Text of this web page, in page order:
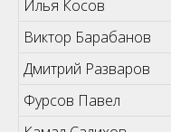
Илья Косов
Виктор Барабанов
Дмитрий Разваров
Фурсов Павел